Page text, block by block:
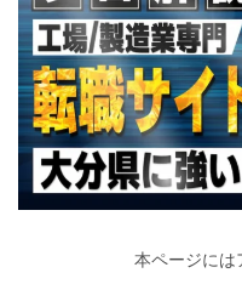
本ページには